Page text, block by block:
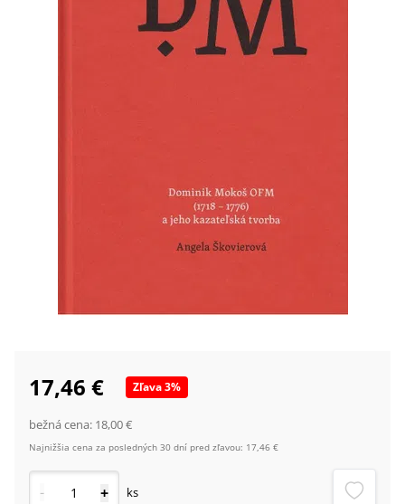
17,46 € Zľava3%
bežná cena: 18,00 €
Najnižšia cena za posledných 30 dní pred zľavou: 17,46 €
- + ks